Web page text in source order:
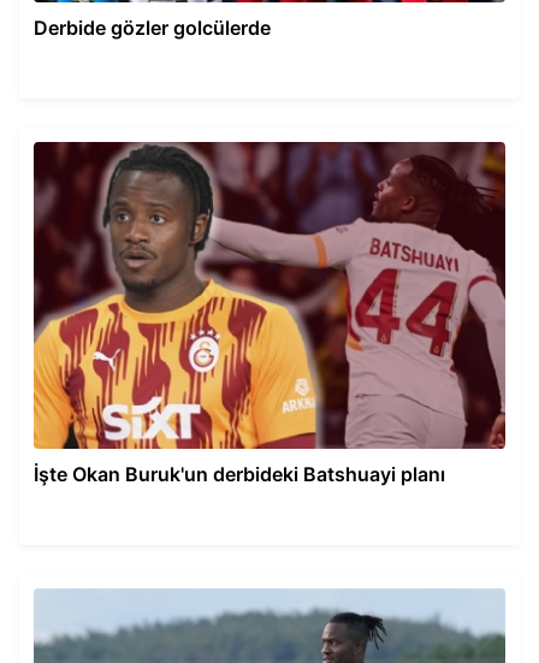
Derbide gözler golcülerde
İşte Okan Buruk'un derbideki Batshuayi planı